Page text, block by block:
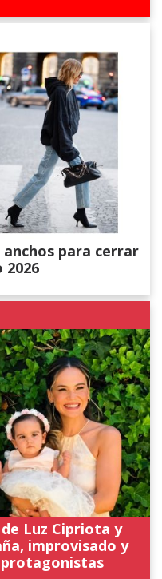
para cerrar
2026
Luz Cipriota y
improvisado y
protagonistas